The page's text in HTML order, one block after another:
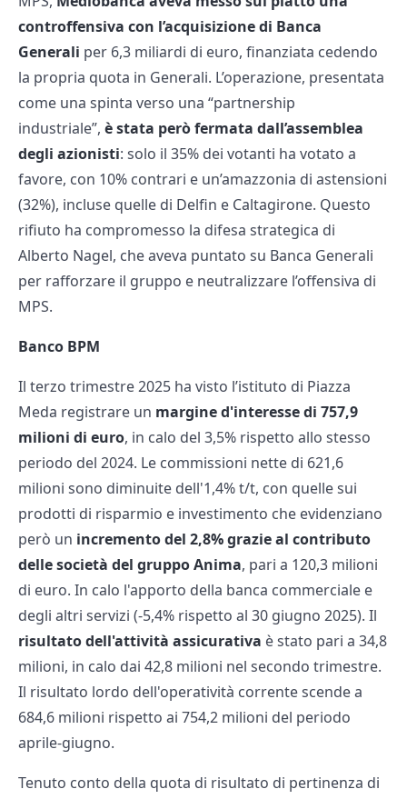
controffensiva con l’acquisizione di Banca
Generali per 6,3 miliardi di euro, finanziata cedendo
la propria quota in Generali. L’operazione, presentata
come una spinta verso una “partnership
industriale”, è stata però fermata dall’assemblea
degli azionisti: solo il 35% dei votanti ha votato a
favore, con 10% contrari e un’amazzonia di astensioni
(32%), incluse quelle di Delfin e Caltagirone. Questo
rifiuto ha compromesso la difesa strategica di
Alberto Nagel, che aveva puntato su Banca Generali
per rafforzare il gruppo e neutralizzare l’offensiva di
MPS.
Banco BPM
Il terzo trimestre 2025 ha visto l’istituto di Piazza
Meda registrare un margine d'interesse di 757,9
milioni di euro, in calo del 3,5% rispetto allo stesso
periodo del 2024. Le commissioni nette di 621,6
milioni sono diminuite dell'1,4% t/t, con quelle sui
prodotti di risparmio e investimento che evidenziano
però un incremento del 2,8% grazie al contributo
delle società del gruppo Anima, pari a 120,3 milioni
di euro. In calo l'apporto della banca commerciale e
degli altri servizi (-5,4% rispetto al 30 giugno 2025). Il
risultato dell'attività assicurativa è stato pari a 34,8
milioni, in calo dai 42,8 milioni nel secondo trimestre.
Il risultato lordo dell'operatività corrente scende a
684,6 milioni rispetto ai 754,2 milioni del periodo
aprile-giugno.
Tenuto conto della quota di risultato di pertinenza di